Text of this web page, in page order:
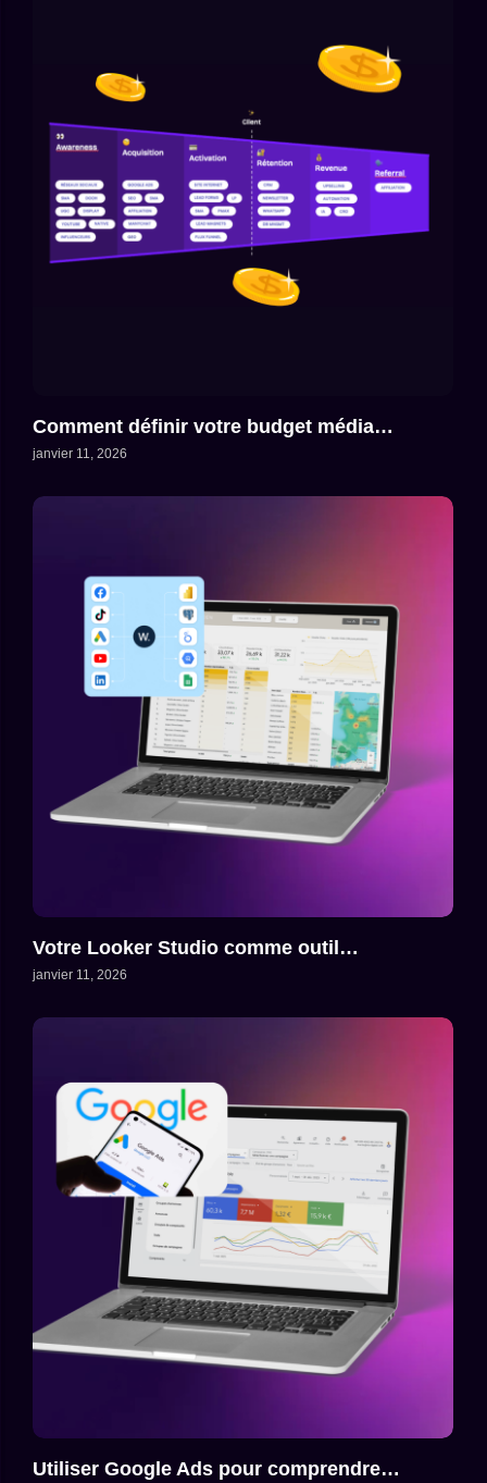
Comment définir votre budget média…
janvier 11, 2026
Votre Looker Studio comme outil…
janvier 11, 2026
Utiliser Google Ads pour comprendre…